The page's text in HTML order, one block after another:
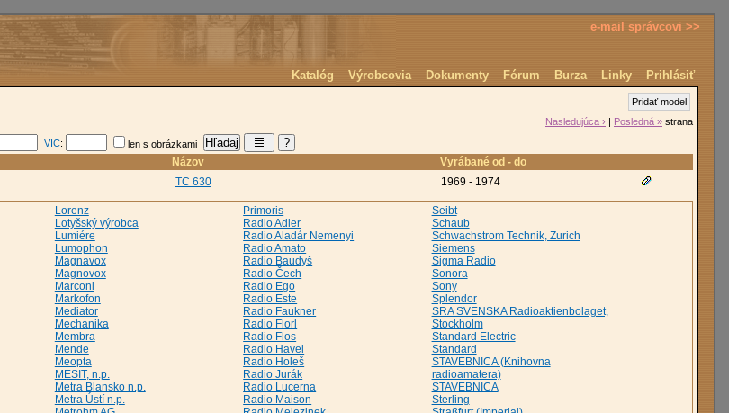
e-mail správcovi >>
Katalóg Výrobcovia Dokumenty Fórum Burza Linky
Prihlásiť
Pridať model
Nasledujúca › | Posledná » strana
VIC: len s obrázkami
Názov
Vyrábané od - do
TC 630 1969 - 1974
Lorenz
Lotyšský výrobca
Lumiére
Lumophon
Magnavox
Magnovox
Marconi
Markofon
Mediator
Mechanika
Membra
Mende
Meopta
MESIT, n.p.
Metra Blansko n.p.
Metra Ústí n.p.
Primoris
Radio Adler
Radio Aladár Nemenyi
Radio Amato
Radio Baudyš
Radio Čech
Radio Ego
Radio Este
Radio Faukner
Radio Florl
Radio Flos
Radio Havel
Radio Holeš
Radio Jurák
Radio Lucerna
Radio Maison
Seibt
Schaub
Schwachstrom Technik, Zurich
Siemens
Sigma Radio
Sonora
Sony
Splendor
SRA SVENSKA Radioaktienbolaget,
Stockholm
Standard Electric
Standard
STAVEBNICA (Knihovna
radioamatera)
STAVEBNICA
Sterling